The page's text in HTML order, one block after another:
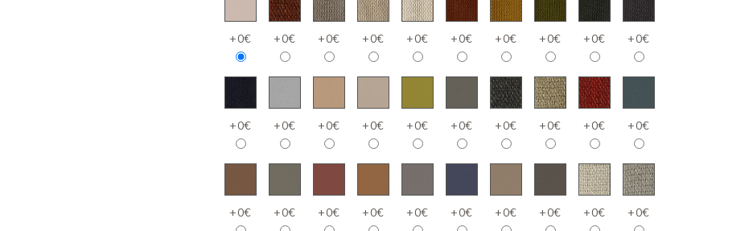
+0€ +0€ +0€ +0€ +0€ +0€ +0€ +0€ +0€ +0€
+0€ +0€ +0€ +0€ +0€ +0€ +0€ +0€ +0€ +0€
+0€ +0€ +0€ +0€ +0€ +0€ +0€ +0€ +0€ +0€